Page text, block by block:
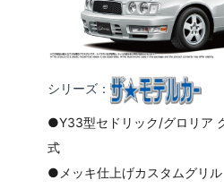
シリーズ：
●Y33型セドリック/グロリア
式
●メッキ仕上げカスタムグリル